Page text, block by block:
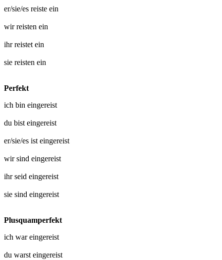
er/sie/es reiste ein
wirreisten ein
ihrreistet ein
sie reisten ein
Perfekt
ich bin eingereist
du bisteingereist
er/sie/es isteingereist
wir sind eingereist
ihr seid eingereist
sie sind eingereist
Plusquamperfekt
ich wareingereist
du warsteingereist